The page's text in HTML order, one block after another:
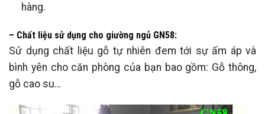
hàng.
– Chất liệu sử dụng cho giường ngủ GN58:
Sử dụng chất liệu gỗ tự nhiên đem tới sự ấm áp và
bình yên cho căn phòng của bạn bao gồm: Gỗ thông,
gỗ cao su…